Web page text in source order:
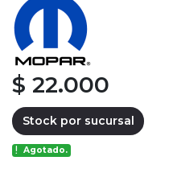
$ 22.000
Stock por sucursal
Agotado.